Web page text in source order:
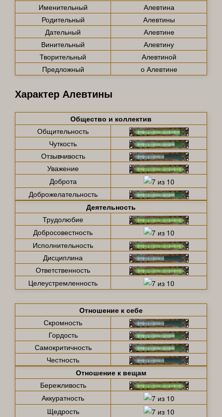
Именительный
Алевтина
Родительный
Алевтины
Дательный
Алевтине
Винительный
Алевтину
Творительный
Алевтиной
Предложный
о Алевтине
Характер Алевтины
Общество и коллектив
Общительность
Чуткость
Отзывчивость
Уважение
Доброта
Доброжелательность
Деятельность
Трудолюбие
Добросовестность
Исполнительность
Дисциплина
Ответственность
Целеустремленность
Отношение к себе
Скромность
Гордость
Самокритичность
Честность
Отношение к вещам
Бережливость
Аккуратность
Щедрость